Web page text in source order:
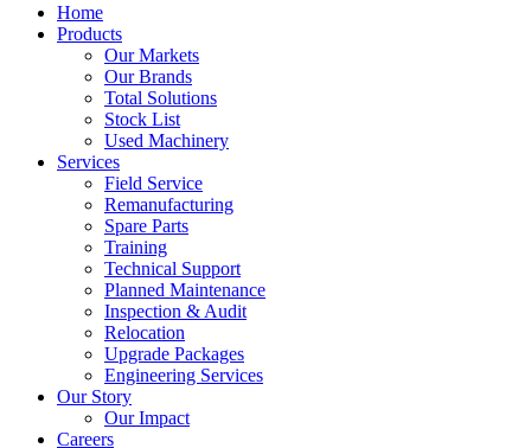
Home
Products
Our Markets
Our Brands
Total Solutions
Stock List
Used Machinery
Services
Field Service
Remanufacturing
Spare Parts
Training
Technical Support
Planned Maintenance
Inspection & Audit
Relocation
Upgrade Packages
Engineering Services
Our Story
Our Impact
Careers